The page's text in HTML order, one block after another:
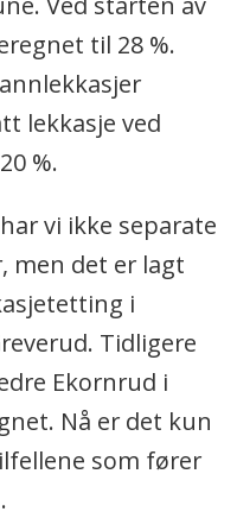
til 28 %.
lekkasje ved
%.
vi ikke separate
men det er lagt
i
Tidligere
Ekornrud i
Nå er det kun
som fører